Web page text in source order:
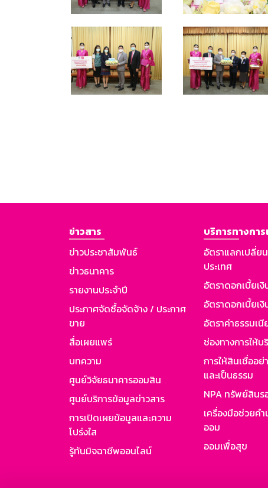
ข่าวสาร
ข่าวประชาสัมพันธ์
ข่าวธนาคาร
รายงานประจำปี
ประกาศจัดซื้อจัดจ้าง / ประกาศ
ขาย
สื่อเผยแพร่
บทความ
ศูนย์วิจัยธนาคารออมสิน
ศูนย์บริการข้อมูลข่าวสาร
การเปิดเผยข้อมูลและความ
โปร่งใส
รู้ทันมิจฉาชีพออนไลน์
บริการทางการ
อัตราแลกเปลี่ย
ประเทศ
อัตราดอกเบี้ยเ
อัตราดอกเบี้ยเ
อัตราค่าธรรมเนี
ช่องทางการให้บ
การให้สินเชื่ออ
และเป็นธรรม
NPA ทรัพย์สินร
เครื่องมือช่วยค
ออม
ออมเพื่อสุข